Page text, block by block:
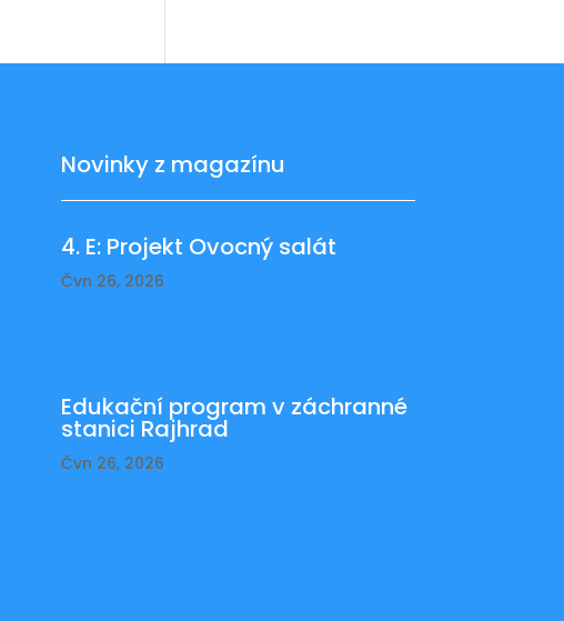
Novinky z magazínu
4. E: Projekt Ovocný salát
Čvn 26, 2026
Edukační program v záchranné
stanici Rajhrad
Čvn 26, 2026